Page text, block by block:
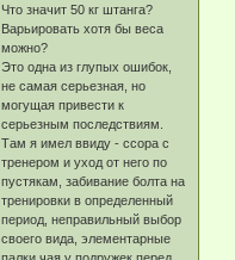
Что значит 50 кг штанга?
Варьировать хотя бы веса
можно?
Это одна из глупых ошибок,
не самая серьезная, но
могущая привести к
серьезным последствиям.
Там я имел ввиду - ссора с
тренером и уход от него по
пустякам, забивание болта на
тренировки в определенный
период, неправильный выбор
своего вида, элементарные